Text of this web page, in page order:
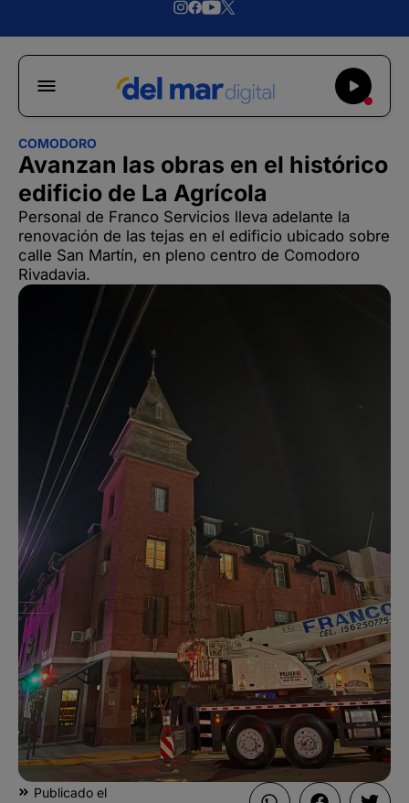
COMODORO
Avanzan las obras en el histórico
edificio de La Agrícola
Personal de Franco Servicios lleva adelante la
renovación de las tejas en el edificio ubicado sobre
calle San Martín, en pleno centro de Comodoro
Rivadavia.
Publicado el